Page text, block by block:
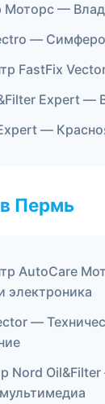
Моторс —
—
FastFix
Expert —
—
Пермь
AutoCare
электроника
—
Nord